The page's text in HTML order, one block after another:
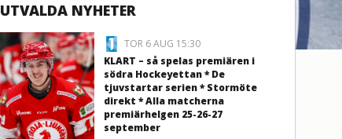
UTVALDA NYHETER
TOR 6 AUG 15:30
KLART – så spelas premiären i
södra Hockeyettan * De
tjuvstartar serien * Stormöte
direkt * Alla matcherna
premiärhelgen 25-26-27
september